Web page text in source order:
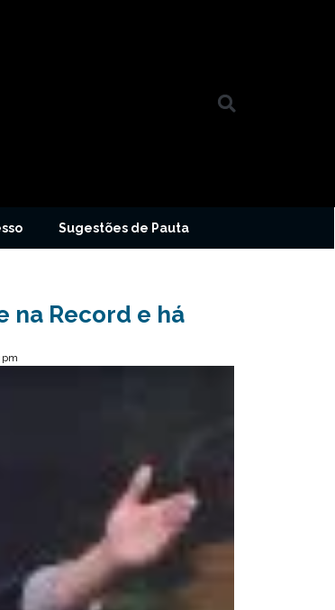
Sugestões de Pauta
na Record e há
pm